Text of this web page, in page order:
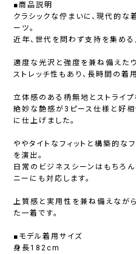
■商品説明
クラシックな佇まいに、現代的な
ーツ。
近年、世代を問わず支持を集める
適度な光沢と強度を兼ね備えた
ストレッチ性もあり、長時間の着
立体感のある柄無地とストライプ
絶妙な艶感が3ピース仕様と好
に仕上げました。
ややタイトなフィットと構築的な
を演出。
日常のビジネスシーンはもちろ
ニーにも対応します。
上質感と実用性を兼ね備えなが
た一着です。
■モデル着用サイズ
身長182cm